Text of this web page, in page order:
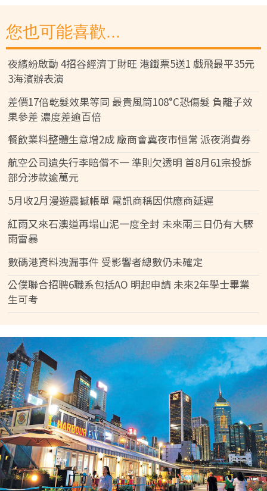
您也可能喜歡...
夜繽紛啟動 4招谷經濟丁財旺 港鐵票5送1 戲飛最平35元
3海濱辦表演
差價17倍乾髮效果等同 最貴風筒108°C恐傷髮 負離子效
果參差 濃度差逾百倍
餐飲業料整體生意增2成 廠商會冀夜市恒常 派夜消費券
航空公司遺失行李賠償不一 準則欠透明 首8月61宗投訴
部分涉款逾萬元
5月收2月漫遊震撼帳單 電訊商稱因供應商延遲
紅雨又來石澳道再塌山泥一度全封 未來兩三日仍有大驟
雨雷暴
數碼港資料洩漏事件 受影響者總數仍未確定
公僕聯合招聘6職系包括AO 明起申請 未來2年學士畢業
生可考